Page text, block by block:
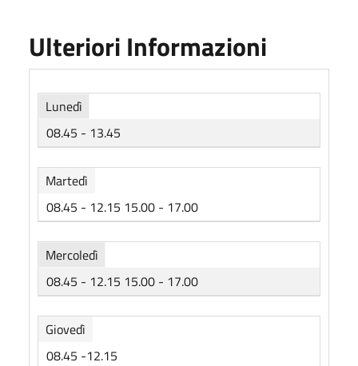
Ulteriori Informazioni
Lunedì
08.45 - 13.45
Martedì
08.45 - 12.15 15.00 - 17.00
Mercoledì
08.45 - 12.15 15.00 - 17.00
Giovedì
08.45 -12.15